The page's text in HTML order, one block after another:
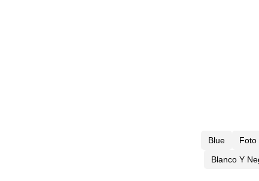
Blue Foto
Blanco Y